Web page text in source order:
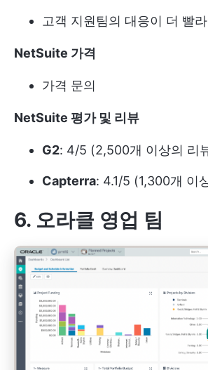
고객 지원팀의 대응이 더 빨
NetSuite 가격
가격 문의
NetSuite 평가 및 리뷰
G2: 4/5 (2,500개 이상의 리
Capterra: 4.1/5 (1,300개 이
6. 오라클 영업 팀